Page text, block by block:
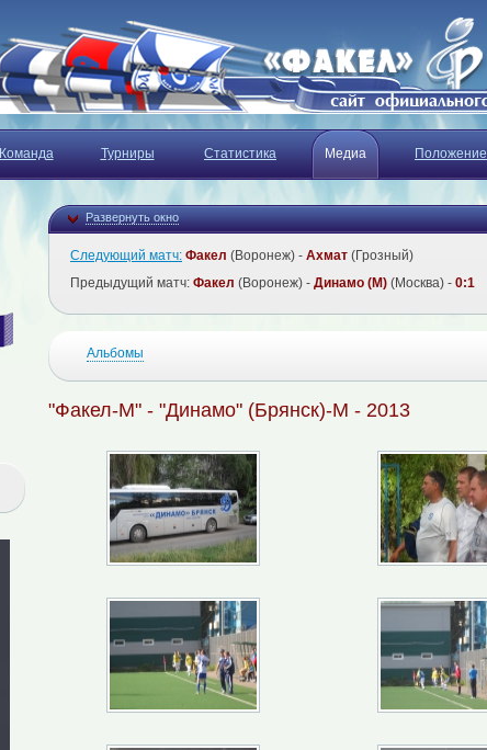
Команда Турниры Статистика Медиа Положение
Развернуть окно
Следующий матч: Факел (Воронеж) - Ахмат (Грозный)
Предыдущий матч: Факел (Воронеж) - Динамо (М) (Москва) - 0:1
Альбомы
"Факел-М" - "Динамо" (Брянск)-М - 2013